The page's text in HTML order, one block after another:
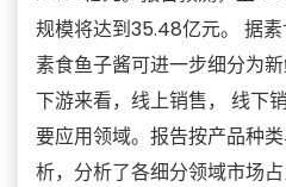
规模将达到35.48亿元。 据素
素食鱼子酱可进一步细分为新
下游来看，线上销售， 线下
要应用领域。报告按产品种
析，分析了各细分领域市场